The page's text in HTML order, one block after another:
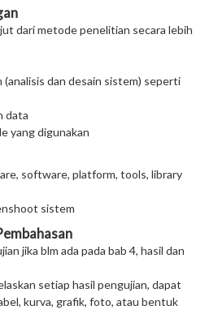
dari metode penelitian secara lebih
dan desain sistem) seperti
data
yang digunakan
software, platform, tools, library
sistem
jika blm ada pada bab 4, hasil dan
setiap hasil pengujian, dapat
kurva, grafik, foto, atau bentuk